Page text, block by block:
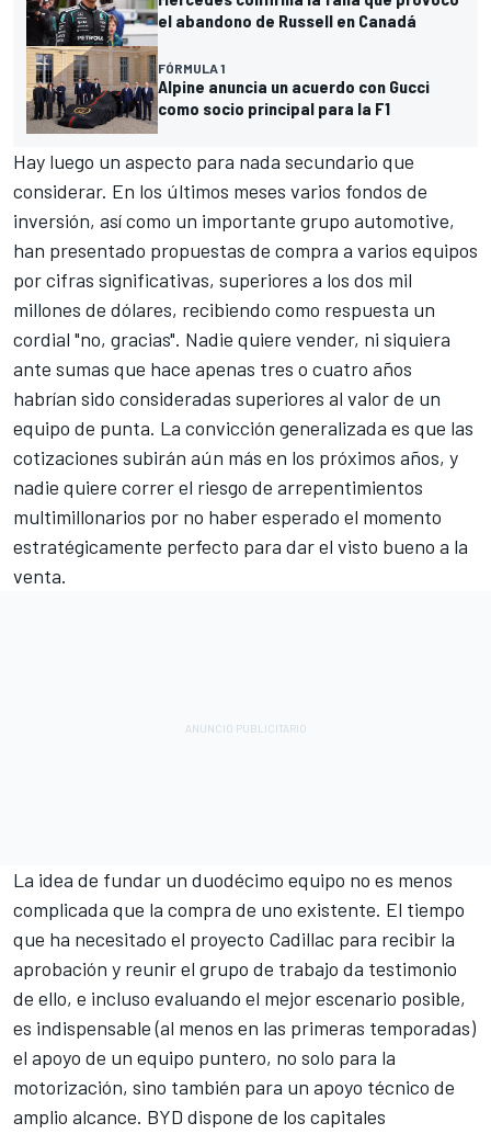
el abandono de Russell en Canadá
FÓRMULA 1
Alpine anuncia un acuerdo con Gucci
como socio principal para la F1
Hay luego un aspecto para nada secundario que
considerar. En los últimos meses varios fondos de
inversión, así como un importante grupo automotive,
han presentado propuestas de compra a varios equipos
por cifras significativas, superiores a los dos mil
millones de dólares, recibiendo como respuesta un
cordial "no, gracias". Nadie quiere vender, ni siquiera
ante sumas que hace apenas tres o cuatro años
habrían sido consideradas superiores al valor de un
equipo de punta. La convicción generalizada es que las
cotizaciones subirán aún más en los próximos años, y
nadie quiere correr el riesgo de arrepentimientos
multimillonarios por no haber esperado el momento
estratégicamente perfecto para dar el visto bueno a la
venta.
La idea de fundar un duodécimo equipo no es menos
complicada que la compra de uno existente. El tiempo
que ha necesitado el proyecto Cadillac para recibir la
aprobación y reunir el grupo de trabajo da testimonio
de ello, e incluso evaluando el mejor escenario posible,
es indispensable (al menos en las primeras temporadas)
el apoyo de un equipo puntero, no solo para la
motorización, sino también para un apoyo técnico de
amplio alcance. BYD dispone de los capitales